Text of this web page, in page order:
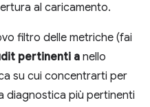
al caricamento.
filtro delle metriche (fai
pertinenti anello
su cui concentrarti per
diagnostica più pertinenti